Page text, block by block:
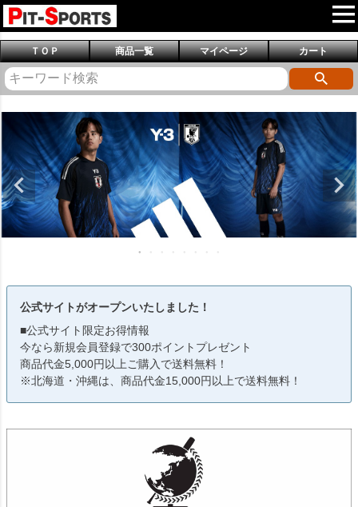
ＴＯＰ 商品一覧 マイページ カート
公式サイトがオープンいたしました！
■公式サイト限定お得情報
今なら新規会員登録で300ポイントプレゼント
商品代金5,000円以上ご購入で送料無料！
※北海道・沖縄は、商品代金15,000円以上で送料無料！